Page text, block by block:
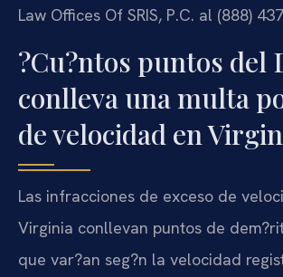
Law Offices Of SRIS, P.C. al (888)
?Cu?ntos puntos del
conlleva una multa
de velocidad en
Las infracciones de exceso de
Virginia conllevan puntos de
que var?an seg?n la velocidad